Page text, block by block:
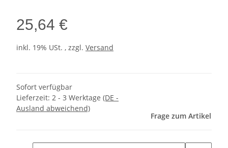
25,64 €
inkl. 19% USt. , zzgl. Versand
Sofort verfügbar
Lieferzeit: 2 - 3 Werktage (DE -
Ausland abweichend)
Frage zum Artikel